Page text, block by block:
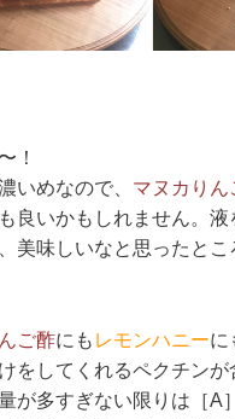
！
いめなので、 マヌカりん
良いかもしれません。液
美味しいなと思ったとこ
ご酢にも レモンハニーに
をしてくれるペクチン
が多すぎない限りは［A